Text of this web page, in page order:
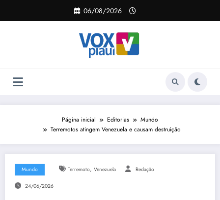
o
06/08/2026
Página inicial Editorias
Mundo
Terremotos atingem Venezuela e causam destruição
Mundo Terremoto, Venezuela Redação
24/06/2026